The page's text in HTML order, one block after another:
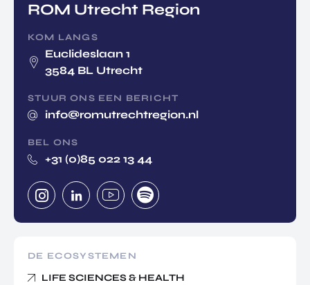
ROM Utrecht Region
KOM LANGS
Euclideslaan 1
3584 BL Utrecht
STUUR ONS EEN BERICHT
info@romutrechtregion.nl
BEL ONS
+31 (0)85 022 13 44
DE ECOSYSTEMEN
LIFE SCIENCES & HEALTH